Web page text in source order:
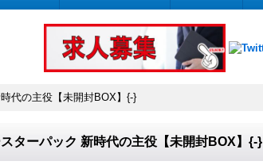
代の主役【未開封BOX】{-}
ターパック 新時代の主役【未開封BOX】{-}